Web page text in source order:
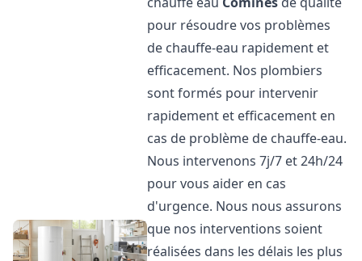
pour résoudre vos problèmes
de chauffe-eau rapidement et
efficacement. Nos plombiers
sont formés pour intervenir
rapidement et efficacement en
cas de problème de chauffe-eau.
Nous intervenons 7j/7 et 24h/24
pour vous aider en cas
d'urgence. Nous nous assurons
que nos interventions soient
réalisées dans les délais les plus